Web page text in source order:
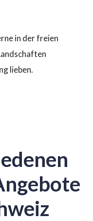
in der freien
lieben.